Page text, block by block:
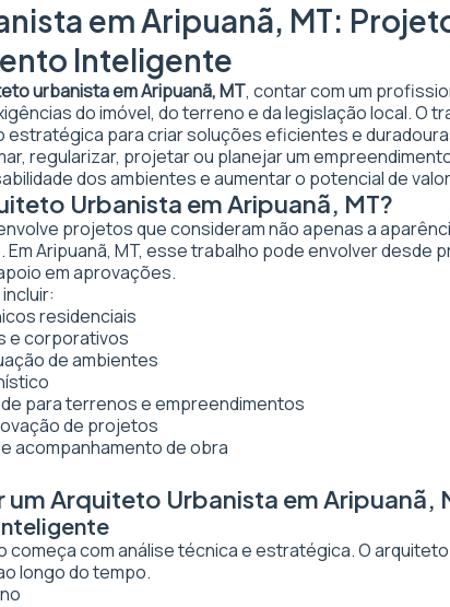
em Aripuanã, MT:
Inteligente
urbanista em Aripuanã, MT, contar com um
do imóvel, do terreno e da legislação local.
estratégica para criar soluções eficientes e
regularizar, projetar ou planejar um
dos ambientes e aumentar o potencial de
Urbanista em Aripuanã, MT?
projetos que consideram não apenas a
Aripuanã, MT, esse trabalho pode envolver
em aprovações.
residenciais
e corporativos
de ambientes
para terrenos e empreendimentos
de projetos
acompanhamento de obra
Arquiteto Urbanista em Aripuanã,
começa com análise técnica e estratégica. O
longo do tempo.